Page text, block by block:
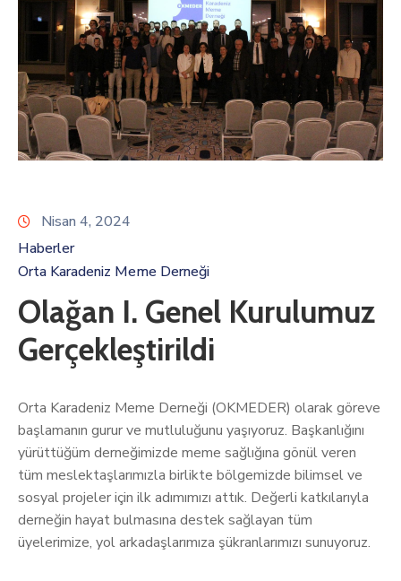
Nisan 4, 2024
Haberler
Orta Karadeniz Meme Derneği
Olağan I. Genel Kurulumuz
Gerçekleştirildi
Orta Karadeniz Meme Derneği (OKMEDER) olarak göreve
başlamanın gurur ve mutluluğunu yaşıyoruz. Başkanlığını
yürüttüğüm derneğimizde meme sağlığına gönül veren
tüm meslektaşlarımızla birlikte bölgemizde bilimsel ve
sosyal projeler için ilk adımımızı attık. Değerli katkılarıyla
derneğin hayat bulmasına destek sağlayan tüm
üyelerimize, yol arkadaşlarımıza şükranlarımızı sunuyoruz.